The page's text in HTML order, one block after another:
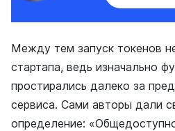
Между тем запуск токенов
стартапа, ведь изначально
простирались далеко за
сервиса. Сами авторы дали
определение: